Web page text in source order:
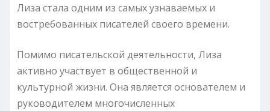
Лиза стала одним из самых узнаваемых и
востребованных писателей своего времени.
Помимо писательской деятельности, Лиза
активно участвует в общественной и
культурной жизни. Она является основателем и
руководителем многочисленных